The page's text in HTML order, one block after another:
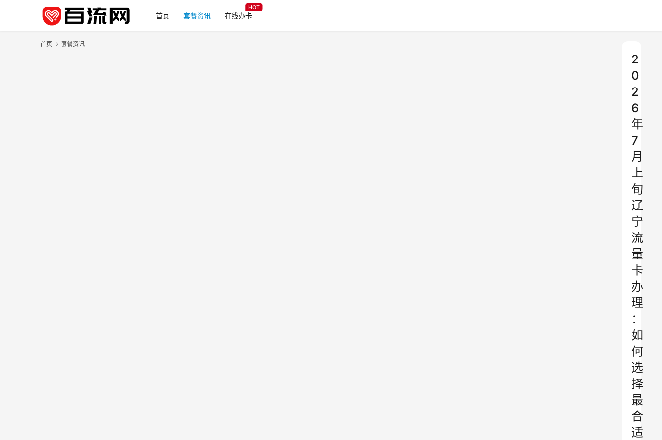
首页 套餐资讯 在线办卡
HOT
首页 套餐资讯
2
0
2
6
年
7
月
上
旬
辽
宁
流
量
卡
办
理
：
如
何
选
择
最
合
适